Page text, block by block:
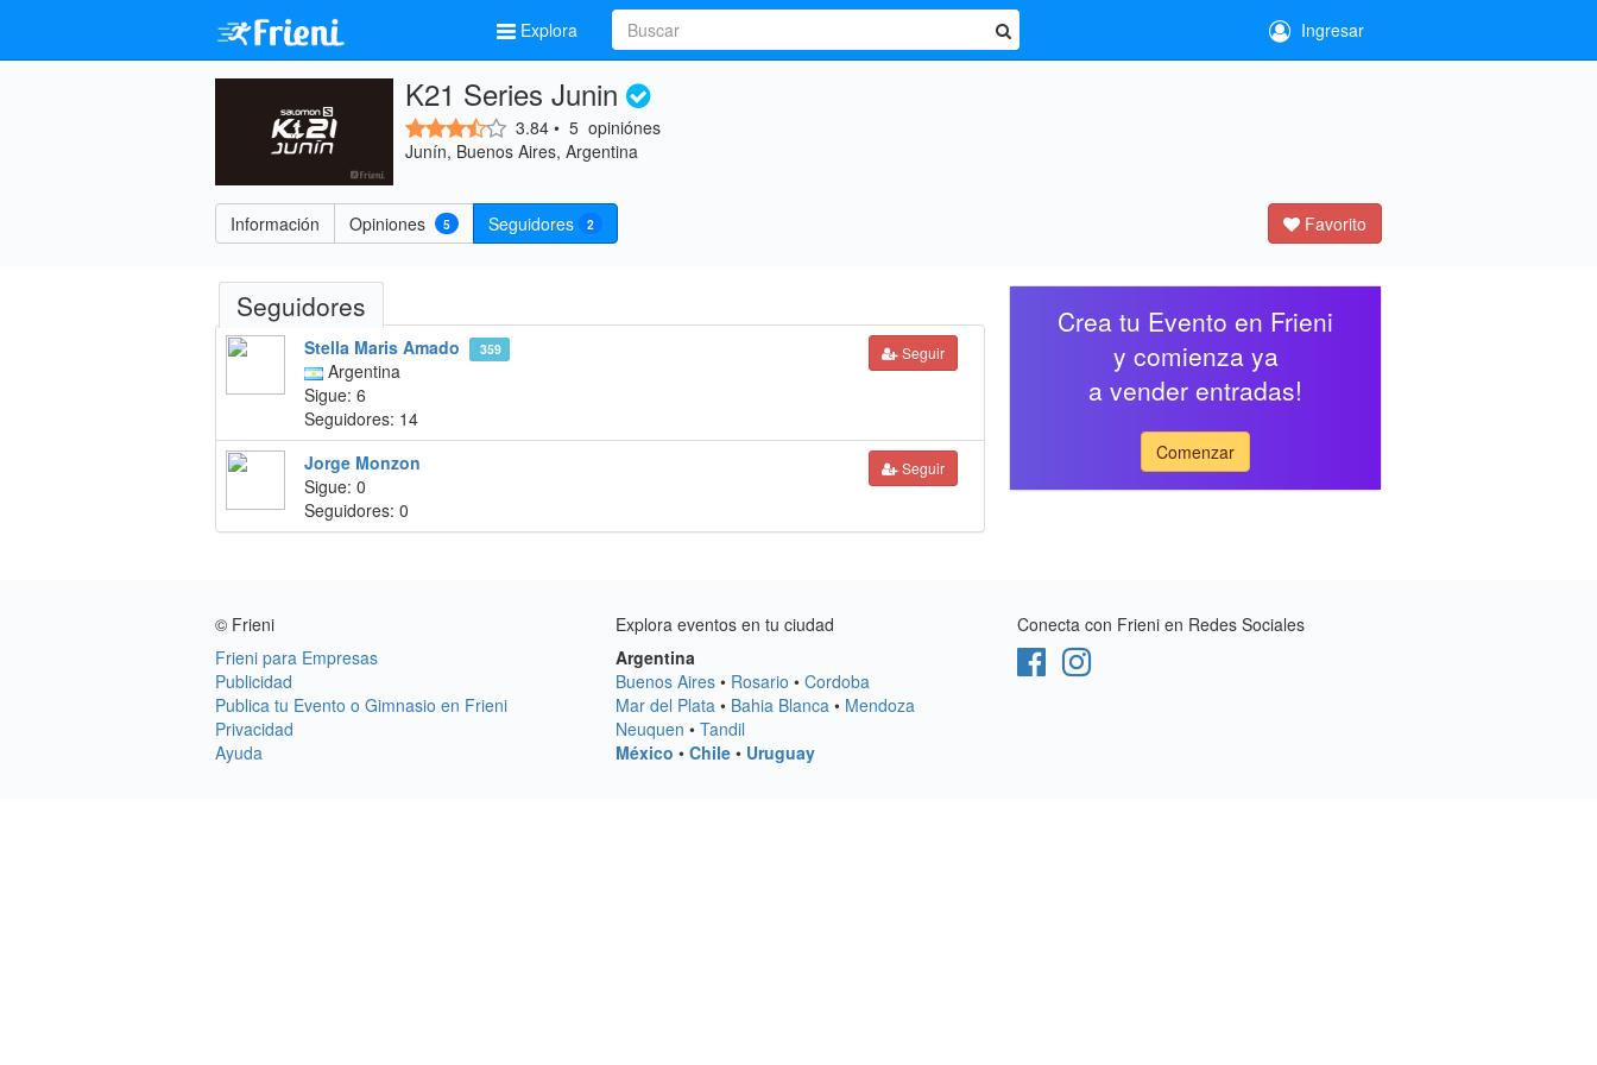
Explora Ingresar
K21 Series Junin
3.84 • 5 opiniónes
Junín, Buenos Aires, Argentina
Favorito
Información Opiniones 5 Seguidores 2
Seguidores
Stella Maris Amado 359
Argentina
Sigue: 6
Seguidores: 14
Seguir
Jorge Monzon
Sigue: 0
Seguidores: 0
Seguir
Crea tu Evento en Frieni
y comienza ya
a vender entradas!
Comenzar
© Frieni
Frieni para Empresas
Publicidad
Publica tu Evento o Gimnasio en Frieni
Privacidad
Ayuda
Explora eventos en tu ciudad
Argentina
Buenos Aires • Rosario •Cordoba
Mar del Plata • Bahia Blanca • Mendoza
Neuquen •Tandil
México •Chile • Uruguay
Conecta con Frieni en Redes Sociales